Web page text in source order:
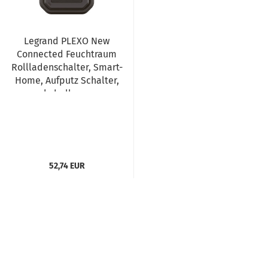
Legrand PLEXO New
Connected Feuchtraum
Rollladenschalter, Smart-
Home, Aufputz Schalter,
kabellos,...
52,74 EUR